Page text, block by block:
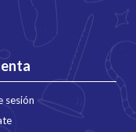
sesión